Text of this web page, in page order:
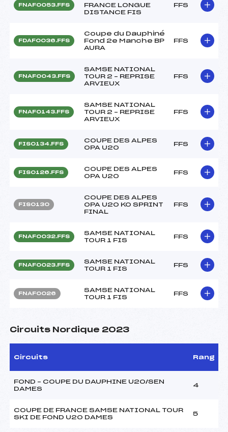
FNAF0053.FFS
FRANCE LONGUE
DISTANCE FIS
FFS
FDAF0036.FFS
Coupe du Dauphiné
Fond 2e Manche BP
AURA
FFS
FNAF0043.FFS
SAMSE NATIONAL
TOUR 2 – REPRISE
ARVIEUX
FFS
FNAF0143.FFS
SAMSE NATIONAL
TOUR 2 – REPRISE
ARVIEUX
FFS
FIS0134.FFS
COUPE DES ALPES
OPA U20
FFS
FIS0126.FFS
COUPE DES ALPES
OPA U20
FFS
FIS0130
COUPE DES ALPES
OPA U20 KO SPRINT
FINAL
FFS
FNAF0032.FFS
SAMSE NATIONAL
TOUR 1 FIS
FFS
FNAF0023.FFS
SAMSE NATIONAL
TOUR 1 FIS
FFS
FNAF0026
SAMSE NATIONAL
TOUR 1 FIS
FFS
Circuits Nordique 2023
Circuits Rang
FOND – COUPE DU DAUPHINE U20/SEN
DAMES
4
COUPE DE FRANCE SAMSE NATIONAL TOUR
SKI DE FOND U20 DAMES
5